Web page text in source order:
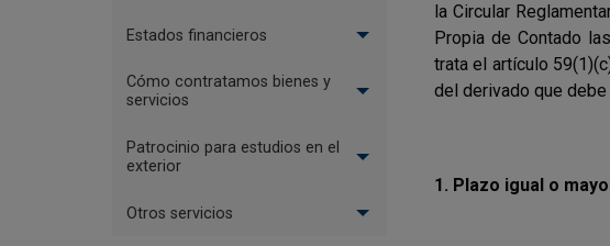
la Circular
Propia de Contado
trata el artículo
del derivado que
1. Plazo igual o
Estados financieros
Cómo contratamos bienes y
servicios
Patrocinio para estudios en el
exterior
Otros servicios